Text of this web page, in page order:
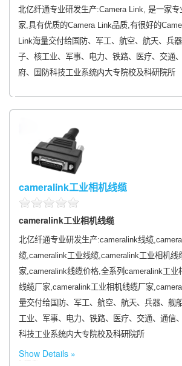
北亿纤通专业研发生产:Camera Link, 是一家专
家,具有优质的Camera Link品质,有很好的
Link海量交付给国防、军工、航空、航天、兵
子、核工业、军事、电力、铁路、医疗、交通
府、国防科技工业系统内大专院校及科研院所
cameralink工业相机线缆
cameralink工业相机线缆
北亿纤通专业研发生产:cameralink线缆
缆,cameralink工业线缆,cameralink工业相机线
家,cameralink线缆价格,全系列cameralink工业
线缆厂家,cameralink工业相机线缆厂家
量交付给国防、军工、航空、航天、兵器、舰
工业、军事、电力、铁路、医疗、交通、通信
科技工业系统内大专院校及科研院所
Show Details